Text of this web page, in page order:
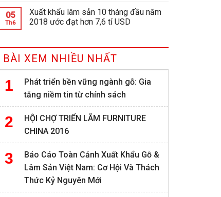
05
Th6
Xuất khẩu lâm sản 10 tháng đầu năm
2018 ước đạt hơn 7,6 tỉ USD
BÀI XEM NHIỀU NHẤT
Phát triển bền vững ngành gỗ: Gia
tăng niềm tin từ chính sách
HỘI CHỢ TRIỂN LÃM FURNITURE
CHINA 2016
Báo Cáo Toàn Cảnh Xuất Khẩu Gỗ &
Lâm Sản Việt Nam: Cơ Hội Và Thách
Thức Kỷ Nguyên Mới